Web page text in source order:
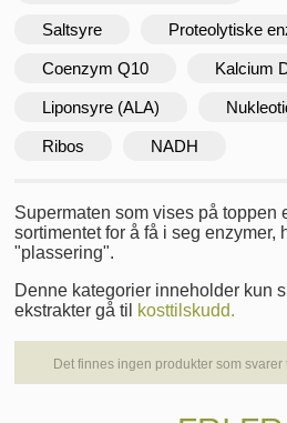
Saltsyre Proteolytiske
Coenzym Q10 Kalcium
Liponsyre (ALA)
Ribos NADH
Supermaten som vises på toppen
sortimentet for å få i seg enzymer,
"plassering".
Denne kategorier inneholder kun
ekstrakter gå til
kosttilskudd.
Det finnes ingen produkter som svarer